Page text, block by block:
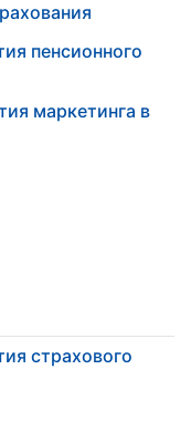
пенсионного
маркетинга в
страхового